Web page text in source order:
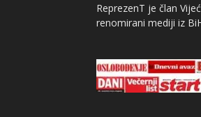
ReprezenT je član
renomirani mediji iz